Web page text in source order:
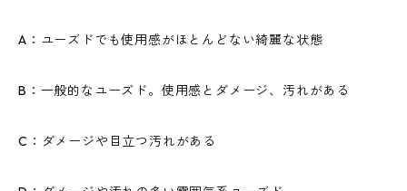
A：ユーズドでも使用感がほとんどない綺麗な状態
B：一般的なユーズド。使用感とダメージ、汚れがある
C：ダメージや目立つ汚れがある